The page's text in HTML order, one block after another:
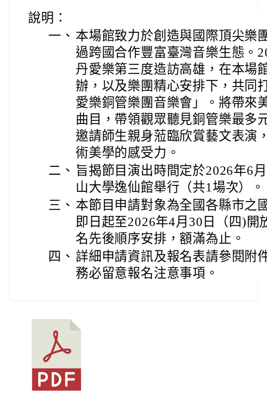
說明：
一、 本場館致力於創造與國際頂尖樂
過跨國合作豐富臺灣音樂生態。
丹愛樂第三度造訪高雄，在本場
辦，以及樂團精心安排下，共同
愛樂銅管樂團音樂會」。將帶來
曲目，帶領觀眾聽見銅管樂最多
邀請師生親身蒞臨欣賞藝文表演
術美學的感受力。
二、 旨揭節目演出時間定於2026年6
山大學逸仙館舉行（共1場次）。
三、 本節目申請對象為全國各縣市之
即日起至2026年4月30日（四)開
名先後順序安排，額滿為止。
四、 詳細申請資訊及報名表請參閱附
務必留意報名注意事項。